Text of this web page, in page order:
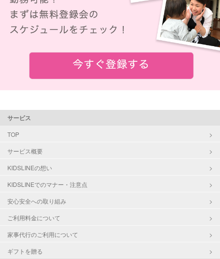
サービス
TOP
サービス概要
KIDSLINEの想い
KIDSLINEでのマナー・注意点
安心安全への取り組み
ご利用料金について
家事代行のご利用について
ギフトを贈る